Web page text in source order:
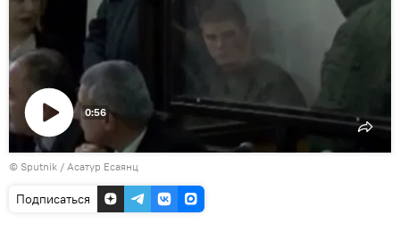
Воспроизвести
видео
0:56
© Sputnik / Асатур Есаянц
Подписаться